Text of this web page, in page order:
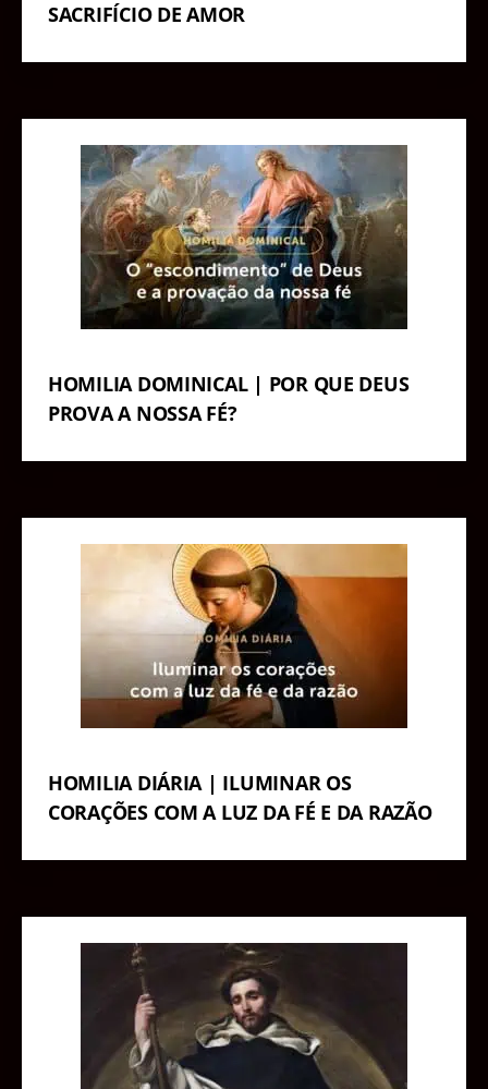
SACRIFÍCIO DE AMOR
HOMILIA DOMINICAL | POR QUE DEUS
PROVA A NOSSA FÉ?
HOMILIA DIÁRIA | ILUMINAR OS
CORAÇÕES COM A LUZ DA FÉ E DA RAZÃO